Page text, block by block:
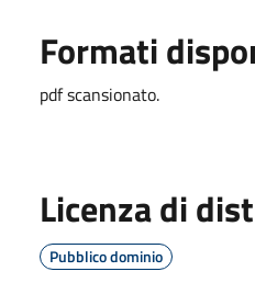
Formati
pdf scansionato.
Licenza di
Pubblico dominio